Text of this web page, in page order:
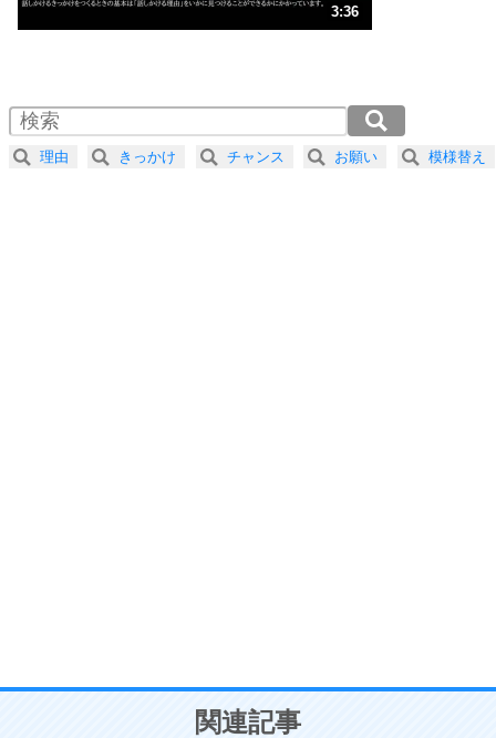
人生、なんとかなるもの。
気楽に生きる30の方法
4 器の大きい人は、怒りを優しさで表現する。
プラス思考
ことが大切。
3:36
2.0倍速 （423KB 1分48秒）
2.5倍速 （338KB 1分26秒）
3.0倍速 （282KB 1分12秒）
理由 きっかけ チャンス お願い 模様替え
関連記事